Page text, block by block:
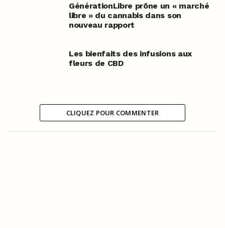
GénérationLibre prône un « marché
libre » du cannabis dans son
nouveau rapport
Les bienfaits des infusions aux
fleurs de CBD
CLIQUEZ POUR COMMENTER